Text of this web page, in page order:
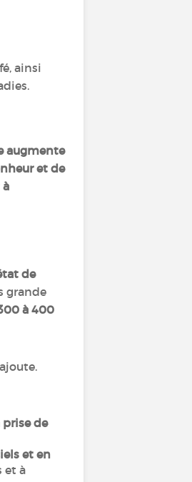
ainsi
augmente
et de
à
de
grande
à 400
de
et en
et à